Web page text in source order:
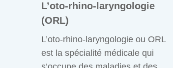
L’oto-rhino-laryngologie
(ORL)
L’oto-rhino-laryngologie ou ORL
est la spécialité médicale qui